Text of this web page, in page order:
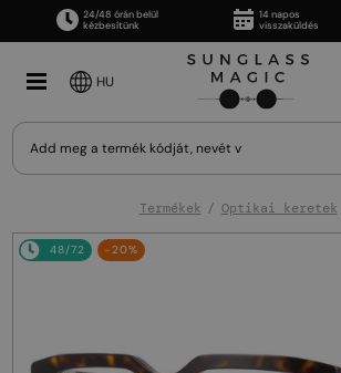
24/48 órán belül
kézbesítünk
14 napos
visszaküldés
HU
Termékek Optikai keretek
48/72 -20%